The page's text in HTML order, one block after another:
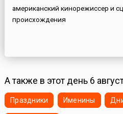
американский кинорежиссер и
происхождения
А также в этот день 6
Праздники Именины